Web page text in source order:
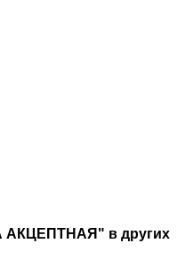
АКЦЕПТНАЯ" в других